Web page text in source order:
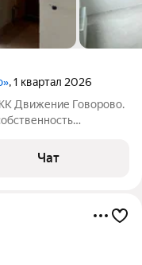
, 1 квартал 2026
Движение Говорово.
административном
Чат